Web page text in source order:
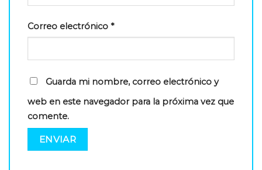
Correo electrónico *
Guarda mi nombre, correo electrónico y
web en este navegador para la próxima vez que
comente.